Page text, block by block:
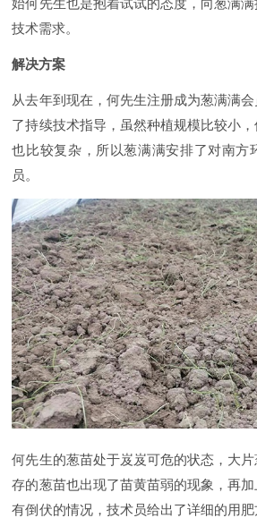
始何先生也是抱着试试的态度，向葱满
技术需求。
解决方案
从去年到现在，何先生注册成为葱满满
了持续技术指导，虽然种植规模比较小
也比较复杂，所以葱满满安排了对南方
员。
何先生的葱苗处于岌岌可危的状态，大
存的葱苗也出现了苗黄苗弱的现象，再
有倒伏的情况，技术员给出了详细的用肥